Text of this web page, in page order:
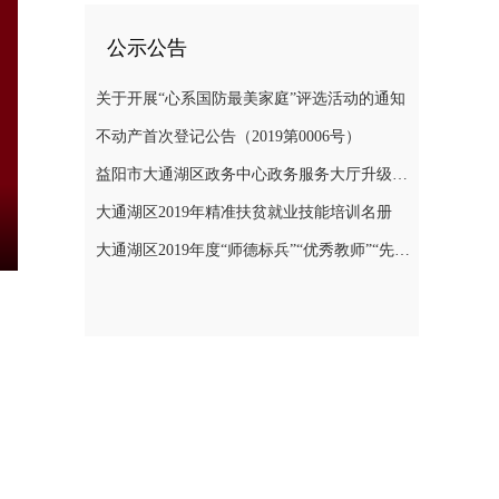
公示公告
关于开展“心系国防最美家庭”评选活动的通知
不动产首次登记公告（2019第0006号）
益阳市大通湖区政务中心政务服务大厅升级改造项目竞争性磋商邀请公告
大通湖区2019年精准扶贫就业技能培训名册
大通湖区2019年度“师德标兵”“优秀教师”“先进教育工作者”名单